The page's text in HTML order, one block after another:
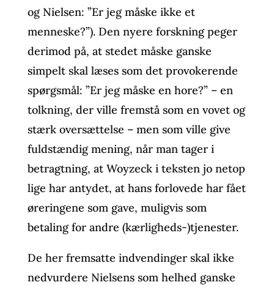
og Nielsen: ”Er jeg måske ikke et
menneske?”). Den nyere forskning peger
derimod på, at stedet måske ganske
simpelt skal læses som det provokerende
spørgsmål: ”Er jeg måske en hore?” – en
tolkning, der ville fremstå som en vovet og
stærk oversættelse – men som ville give
fuldstændig mening, når man tager i
betragtning, at Woyzeck i teksten jo netop
lige har antydet, at hans forlovede har fået
øreringene som gave, muligvis som
betaling for andre (kærligheds-)tjenester.
De her fremsatte indvendinger skal ikke
nedvurdere Nielsens som helhed ganske